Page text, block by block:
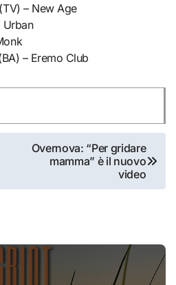
– New Age
Urban
– Eremo Club
Overnova: “Per gridare
mamma” è il nuovo
video